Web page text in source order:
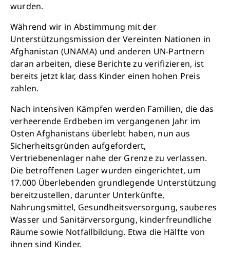
wurden.
Während wir in Abstimmung mit der
Unterstützungsmission der Vereinten Nationen in
Afghanistan (UNAMA) und anderen UN-Partnern
daran arbeiten, diese Berichte zu verifizieren, ist
bereits jetzt klar, dass Kinder einen hohen Preis
zahlen.
Nach intensiven Kämpfen werden Familien, die das
verheerende Erdbeben im vergangenen Jahr im
Osten Afghanistans überlebt haben, nun aus
Sicherheitsgründen aufgefordert,
Vertriebenenlager nahe der Grenze zu verlassen.
Die betroffenen Lager wurden eingerichtet, um
17.000 Überlebenden grundlegende Unterstützung
bereitzustellen, darunter Unterkünfte,
Nahrungsmittel, Gesundheitsversorgung, sauberes
Wasser und Sanitärversorgung, kinderfreundliche
Räume sowie Notfallbildung. Etwa die Hälfte von
ihnen sind Kinder.